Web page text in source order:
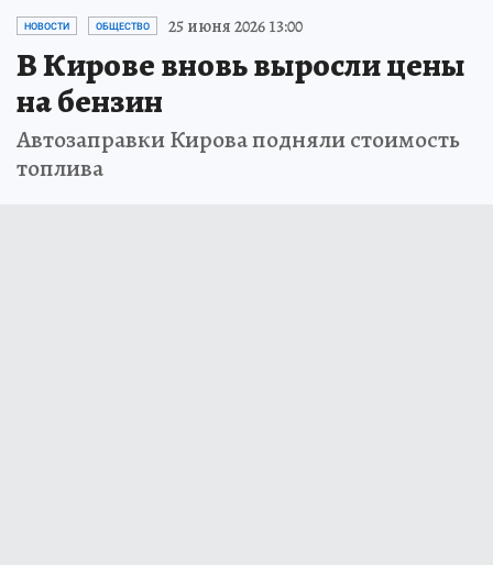
НОВОСТИ ОБЩЕСТВО 25 июня 2026 13:00
В Кирове вновь выросли цены
на бензин
Автозаправки Кирова подняли стоимость
топлива